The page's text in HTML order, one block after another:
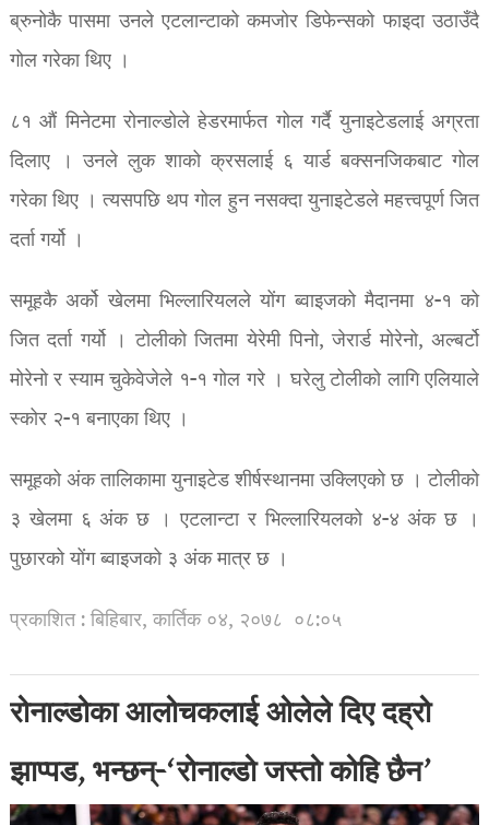
ब्रुनोकै पासमा उनले एटलान्टाको कमजोर डिफेन्सको फाइदा उठाउँदै
गोल गरेका थिए ।
८१ औं मिनेटमा रोनाल्डोले हेडरमार्फत गोल गर्दै युनाइटेडलाई अग्रता
दिलाए । उनले लुक शाको क्रसलाई ६ यार्ड बक्सनजिकबाट गोल
गरेका थिए । त्यसपछि थप गोल हुन नसक्दा युनाइटेडले महत्त्वपूर्ण जित
दर्ता गर्यो ।
समूहकै अर्को खेलमा भिल्लारियलले योंग ब्वाइजको मैदानमा ४-१ को
जित दर्ता गर्यो । टोलीको जितमा येरेमी पिनो, जेरार्ड मोरेनो, अल्बर्टो
मोरेनो र स्याम चुकेवेजेले १-१ गोल गरे । घरेलु टोलीको लागि एलियाले
स्कोर २-१ बनाएका थिए ।
समूहको अंक तालिकामा युनाइटेड शीर्षस्थानमा उक्लिएको छ । टोलीको
३ खेलमा ६ अंक छ । एटलान्टा र भिल्लारियलको ४-४ अंक छ ।
पुछारको योंग ब्वाइजको ३ अंक मात्र छ ।
प्रकाशित : बिहिबार, कार्तिक ०४, २०७८ ०८:०५
रोनाल्डोका आलोचकलाई ओलेले दिए दह्रो
झाप्पड, भन्छन्-‘रोनाल्डो जस्तो कोहि छैन’